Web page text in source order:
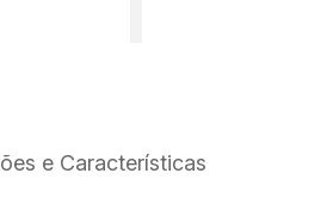
e Características